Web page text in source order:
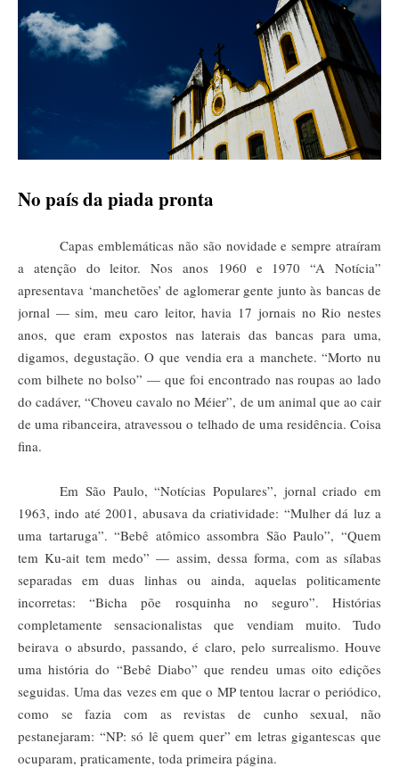
No país da piada pronta
Capas emblemáticas não são novidade e sempre atraíram
a atenção do leitor. Nos anos 1960 e 1970 “A Notícia”
apresentava ‘manchetões’ de aglomerar gente junto às bancas de
jornal — sim, meu caro leitor, havia 17 jornais no Rio nestes
anos, que eram expostos nas laterais das bancas para uma,
digamos, degustação. O que vendia era a manchete. “Morto nu
com bilhete no bolso” — que foi encontrado nas roupas ao lado
do cadáver, “Choveu cavalo no Méier”, de um animal que ao cair
de uma ribanceira, atravessou o telhado de uma residência. Coisa
fina.
Em São Paulo, “Notícias Populares”, jornal criado em
1963, indo até 2001, abusava da criatividade: “Mulher dá luz a
uma tartaruga”. “Bebê atômico assombra São Paulo”, “Quem
tem Ku-ait tem medo” — assim, dessa forma, com as sílabas
separadas em duas linhas ou ainda, aquelas politicamente
incorretas: “Bicha põe rosquinha no seguro”. Histórias
completamente sensacionalistas que vendiam muito. Tudo
beirava o absurdo, passando, é claro, pelo surrealismo. Houve
uma história do “Bebê Diabo” que rendeu umas oito edições
seguidas. Uma das vezes em que o MP tentou lacrar o periódico,
como se fazia com as revistas de cunho sexual, não
pestanejaram: “NP: só lê quem quer” em letras gigantescas que
ocuparam, praticamente, toda primeira página.